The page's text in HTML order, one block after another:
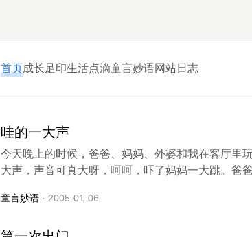
首页成长足印生活点滴童言妙语网站日志
哇的一大声
今天晚上的时候，爸爸、妈妈、外婆和我在客厅里
大声，声音可真大呀，呵呵，吓了妈妈一大跳。爸
童言妙语 · 2005-01-06